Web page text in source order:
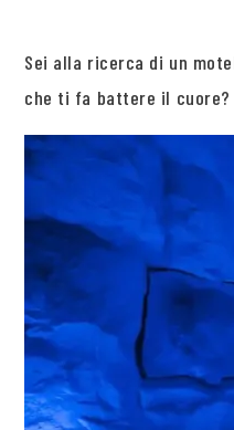
Sei alla ricerca di un
che ti fa battere il cuore?